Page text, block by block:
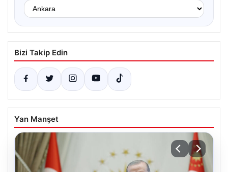
Bizi Takip Edin
Yan Manşet